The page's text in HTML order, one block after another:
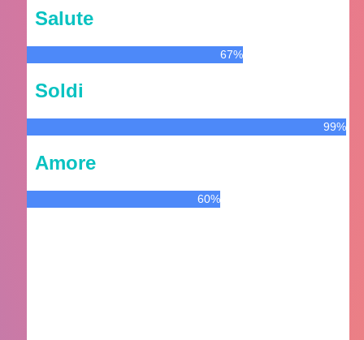
Salute
67%
Soldi
99%
Amore
60%